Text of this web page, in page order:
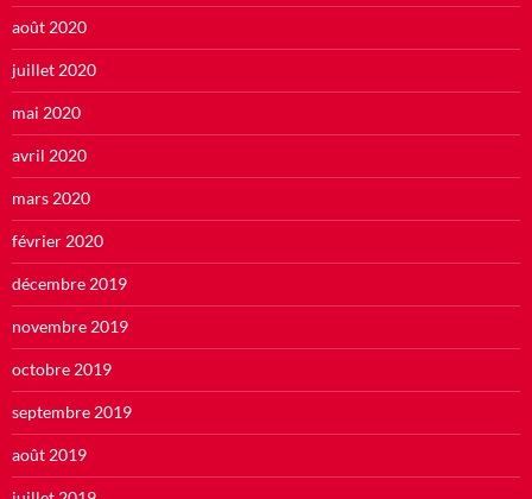
août 2020
juillet 2020
mai 2020
avril 2020
mars 2020
février 2020
décembre 2019
novembre 2019
octobre 2019
septembre 2019
août 2019